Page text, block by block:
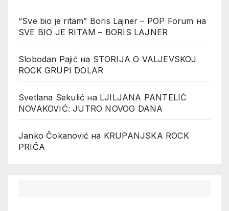
“Sve bio je ritam” Boris Lajner – POP Forum на
SVE BIO JE RITAM – BORIS LAJNER
Slobodan Pajićна STORIJA O VALJEVSKOJ
ROCK GRUPI DOLAR
Svetlana Sekulić на LJILJANA PANTELIĆ
NOVAKOVIĆ: JUTRO NOVOG DANA
Janko Čokanović на KRUPANJSKA ROCK
PRIČA